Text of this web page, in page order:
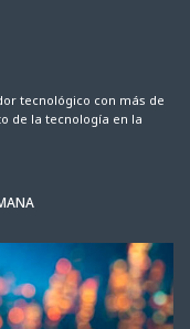
tecnológico con más de
de la tecnología en la